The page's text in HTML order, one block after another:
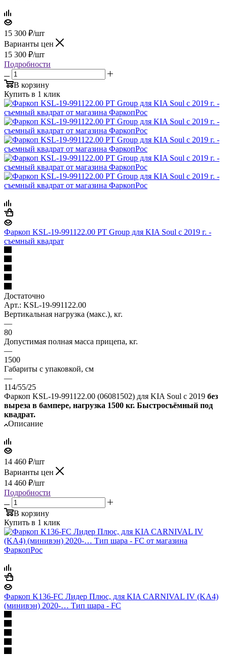
15 300 ₽/шт
Варианты цен
15 300 ₽/шт
Подробности
В корзину
Купить в 1 клик
Фаркоп KSL-19-991122.00 PT Group для KIA Soul с 2019 г. -
съемный квадрат
Достаточно
Арт.: KSL-19-991122.00
Вертикальная нагрузка (макс.), кг.
—
80
Допустимая полная масса прицепа, кг.
—
1500
Габариты с упаковкой, см
—
114/55/25
Фаркоп KSL-19-991122.00 (06081502) для KIA Soul с 2019 без
выреза в бампере, нагрузка 1500 кг. Быстросъёмный под
квадрат.
Описание
14 460 ₽/шт
Варианты цен
14 460 ₽/шт
Подробности
В корзину
Купить в 1 клик
Фаркоп K136-FС Лидер Плюс, для KIA CARNIVAL IV (KA4)
(минивэн) 2020-… Тип шара - FС